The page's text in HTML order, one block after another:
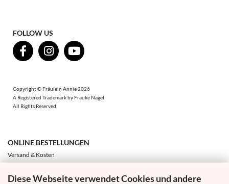
Diese Webseite verwendet Cookies und andere
FOLLOW US
Copyright © Fräulein Annie 2026
A Registered Trademark by Frauke Nagel
All Rights Reserved.
ONLINE BESTELLUNGEN
Versand & Kosten